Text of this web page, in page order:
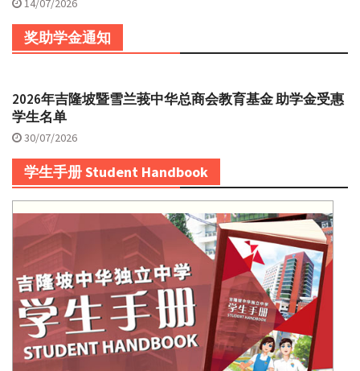
奖助学金通知
2026年吉隆坡暨雪兰莪中华总商会教育基金 助学金受惠
学生名单
30/07/2026
学生手册 Student Handbook